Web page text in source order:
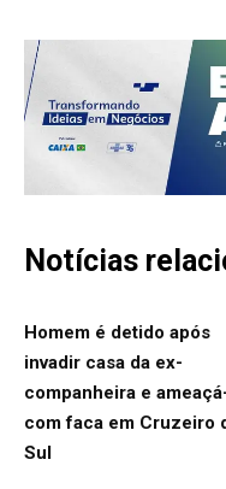
Notícias
Homem é detido após
invadir casa da ex-
companheira e
com faca em Cruzeiro
Sul